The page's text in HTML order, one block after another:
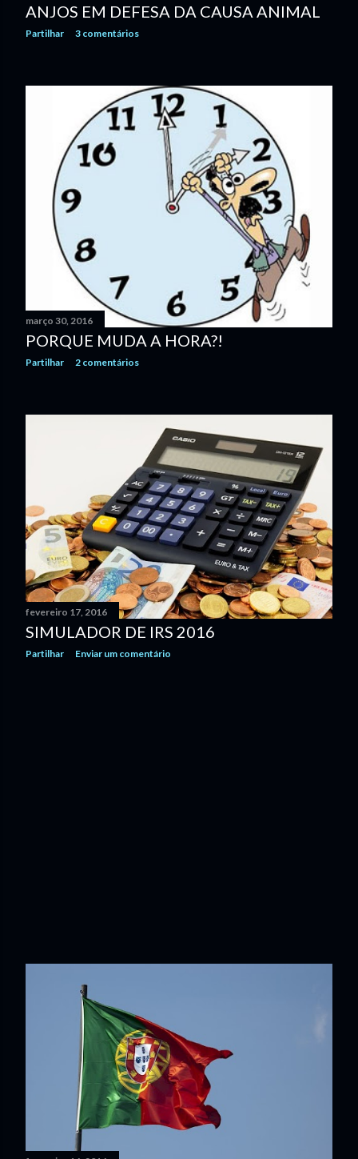
ANJOS EM DEFESA DA CAUSA ANIMAL
Partilhar 3 comentários
março 30, 2016
PORQUE MUDA A HORA?!
Partilhar 2 comentários
fevereiro 17, 2016
SIMULADOR DE IRS 2016
Partilhar Enviar um comentário